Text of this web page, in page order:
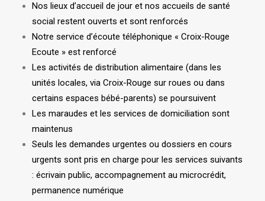
Nos lieux d’accueil de jour et nos accueils de santé
social restent ouverts et sont renforcés
Notre service d’écoute téléphonique « Croix-Rouge
Ecoute » est renforcé
Les activités de distribution alimentaire (dans les
unités locales, via Croix-Rouge sur roues ou dans
certains espaces bébé-parents) se poursuivent
Les maraudes et les services de domiciliation sont
maintenus
Seuls les demandes urgentes ou dossiers en cours
urgents sont pris en charge pour les services suivants
: écrivain public, accompagnement au microcrédit,
permanence numérique